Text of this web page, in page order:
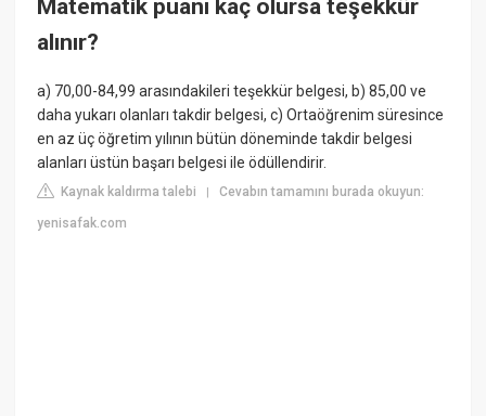
Matematik puanı kaç olursa teşekkür
alınır?
a) 70,00-84,99 arasındakileri teşekkür belgesi, b) 85,00 ve
daha yukarı olanları takdir belgesi, c) Ortaöğrenim süresince
en az üç öğretim yılının bütün döneminde takdir belgesi
alanları üstün başarı belgesi ile ödüllendirir.
Kaynak kaldırma talebi |Cevabın tamamını burada okuyun:
yenisafak.com